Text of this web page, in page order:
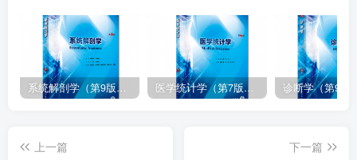
系统解剖学（第9版）丁文龙主编_人卫版教材.PDF电子书下载 医学统计学（第7版）李康主编_人卫版教材.PDF电子书下载
上一篇
下一篇